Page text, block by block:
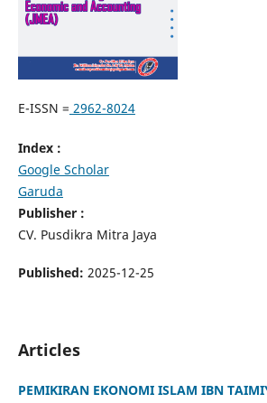
E-ISSN = 2962-8024
Index :
Google Scholar
Garuda
Publisher :
CV. Pusdikra Mitra Jaya
Published: 2025-12-25
Articles
PEMIKIRAN EKONOMI ISLAM IBN